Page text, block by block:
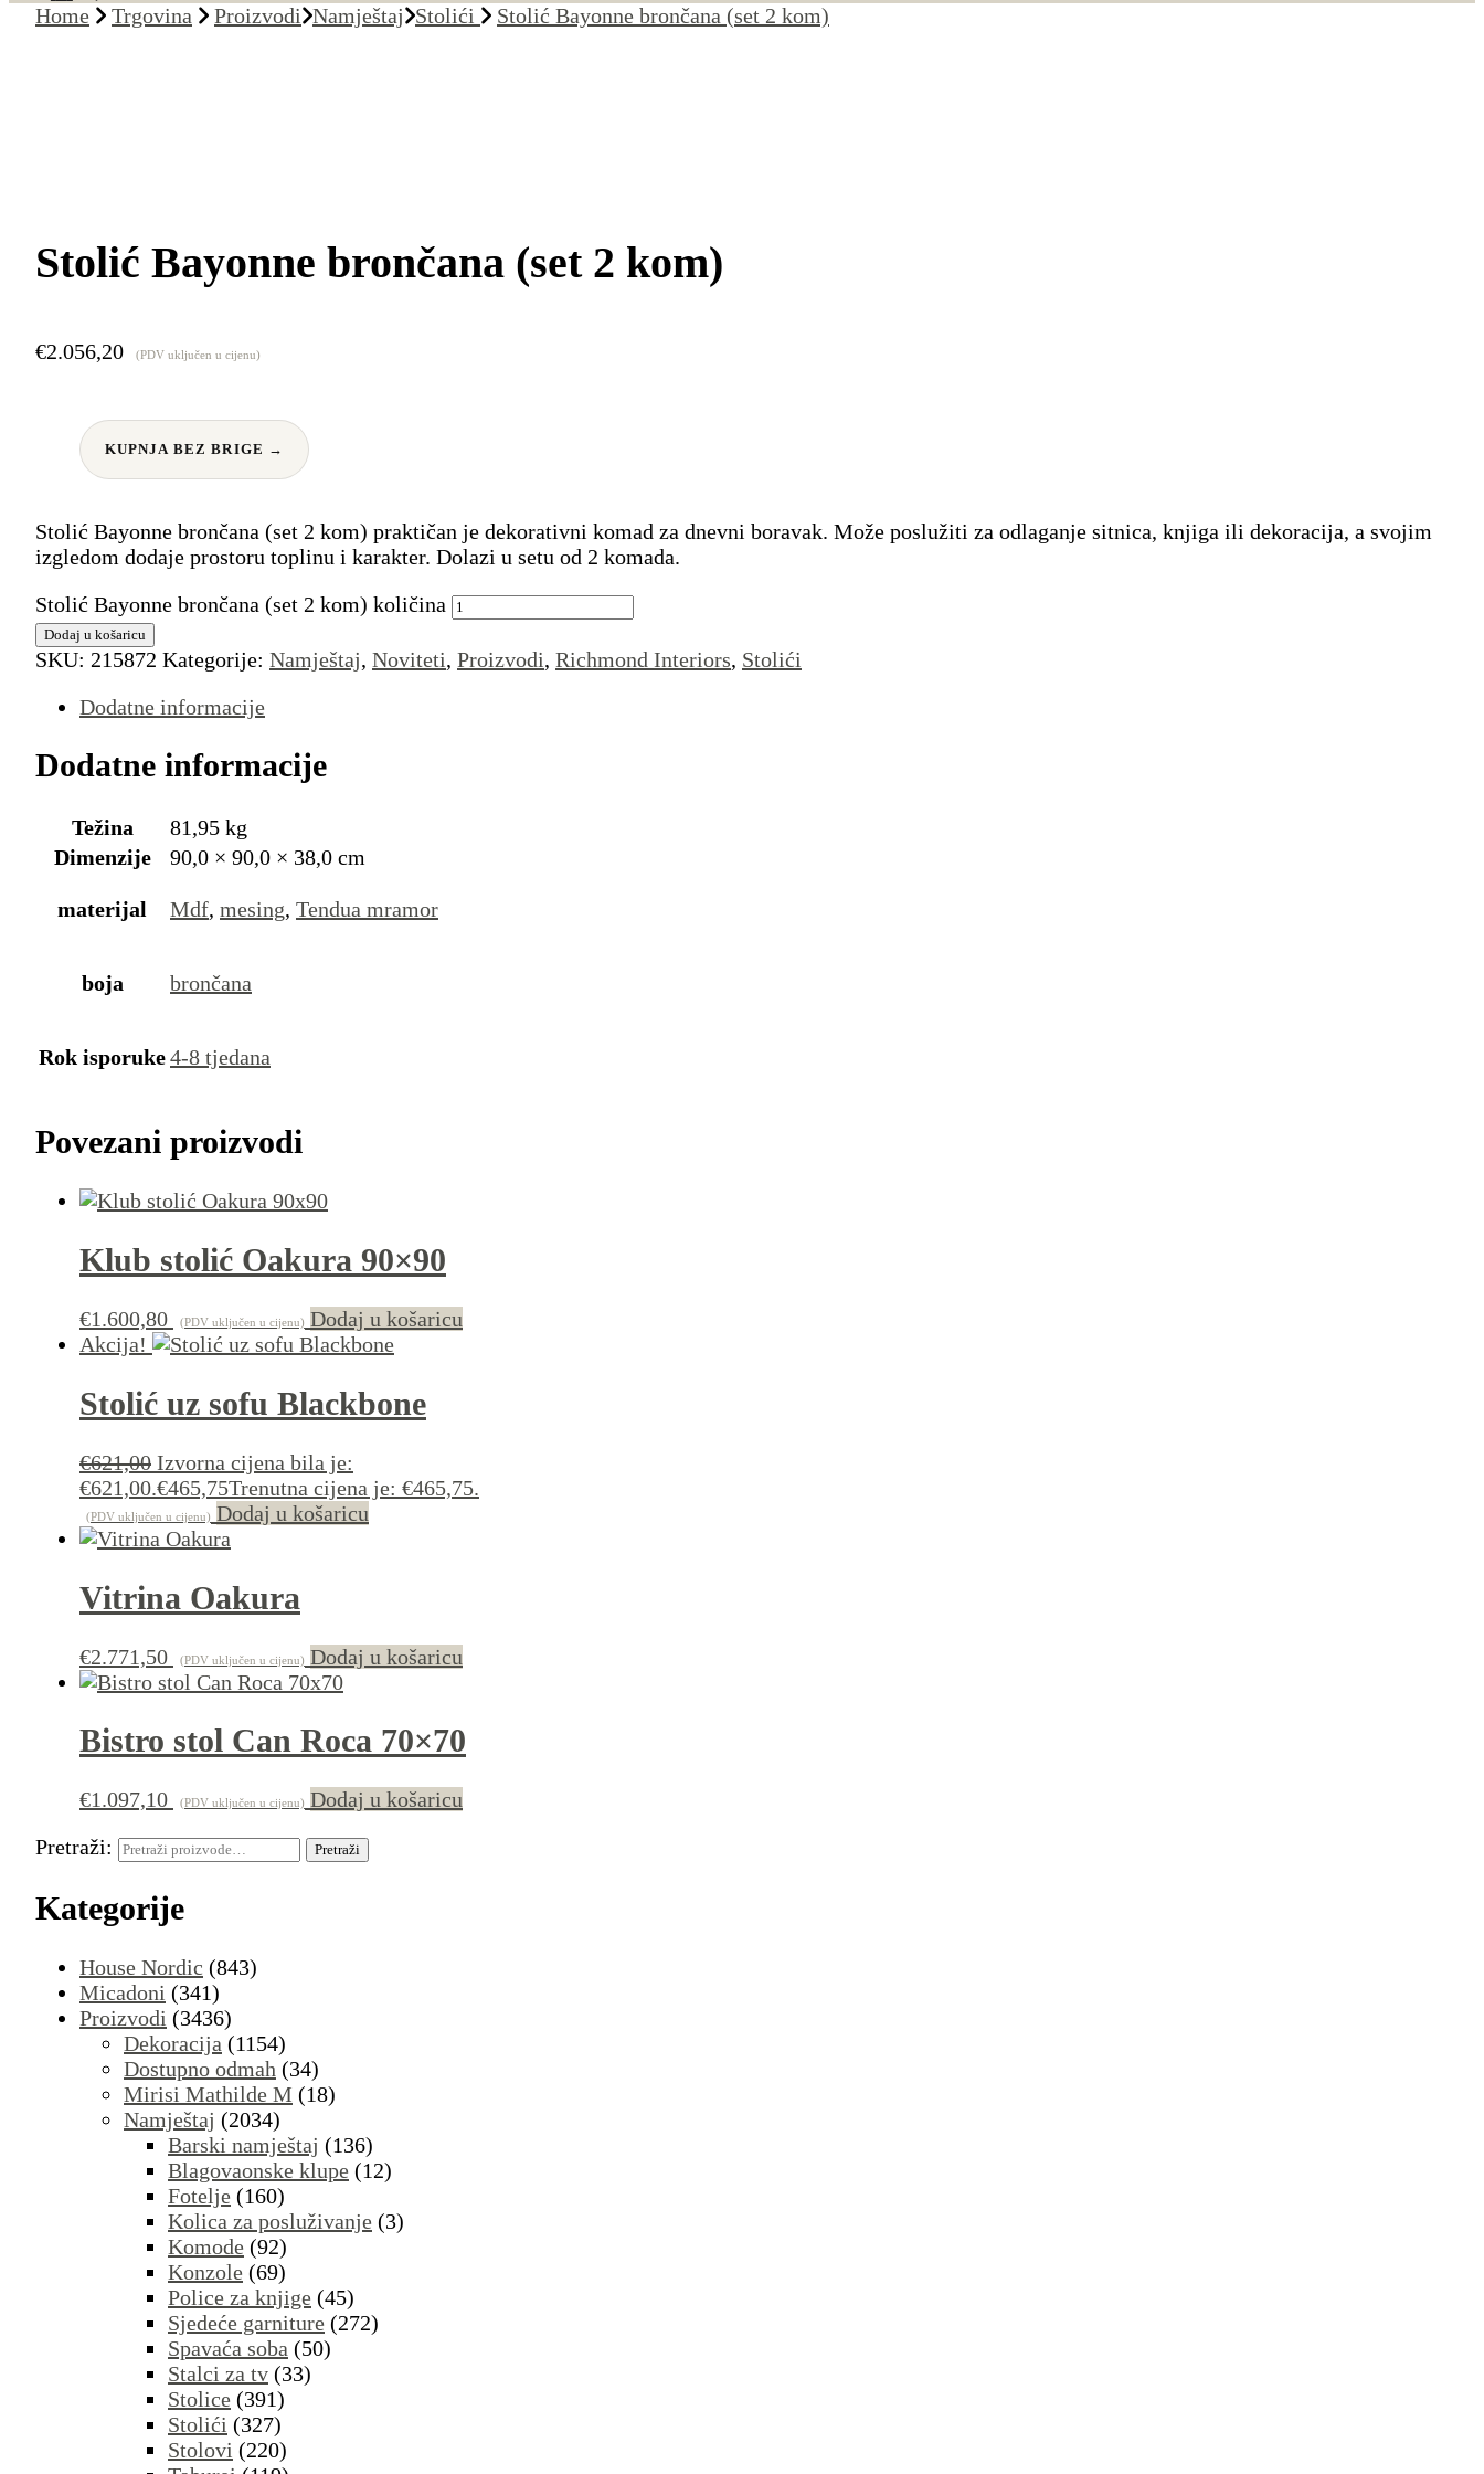
Home
Trgovina Proizvodi Namještaj Stolići Stolić Bayonne brončana (set 2 kom)
Stolić Bayonne brončana (set 2 kom)
€2.056,20 (PDV uključen u cijenu)
KUPNJA BEZ BRIGE →
Stolić Bayonne brončana (set 2 kom) praktičan je dekorativni komad za dnevni boravak. Može poslužiti za odlaganje sitnica, knjiga ili dekoracija, a svojim
izgledom dodaje prostoru toplinu i karakter. Dolazi u setu od 2 komada.
Stolić Bayonne brončana (set 2 kom) količina
Dodaj u košaricu
SKU: 215872 Kategorije: Namještaj, Noviteti, Proizvodi, Richmond Interiors, Stolići
Dodatne informacije
Dodatne informacije
Težina
81,95 kg
Dimenzije
90,0 × 90,0 × 38,0 cm
materijal Mdf, mesing, Tendua mramor
boja brončana
Rok isporuke4-8 tjedana
Povezani proizvodi
Klub stolić Oakura 90×90
€1.600,80 (PDV uključen u cijenu) Dodaj u košaricu
Akcija!
Stolić uz sofu Blackbone
€621,00 Izvorna cijena bila je:
€621,00.€465,75Trenutna cijena je: €465,75.
(PDV uključen u cijenu) Dodaj u košaricu
Vitrina Oakura
€2.771,50 (PDV uključen u cijenu) Dodaj u košaricu
Bistro stol Can Roca 70×70
€1.097,10 (PDV uključen u cijenu) Dodaj u košaricu
Pretraži:
Pretraži
Kategorije
House Nordic (843)
Micadoni (341)
Proizvodi (3436)
Dekoracija (1154)
Dostupno odmah (34)
Mirisi Mathilde M (18)
Namještaj (2034)
Barski namještaj (136)
Blagovaonske klupe (12)
Fotelje (160)
Kolica za posluživanje (3)
Komode (92)
Konzole (69)
Police za knjige (45)
Sjedeće garniture (272)
Spavaća soba (50)
Stalci za tv (33)
Stolice (391)
Stolići (327)
Stolovi (220)